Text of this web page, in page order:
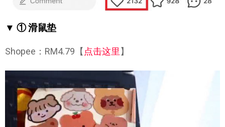
▼ ① 滑鼠垫
Shopee：RM4.79【 点击这里 】